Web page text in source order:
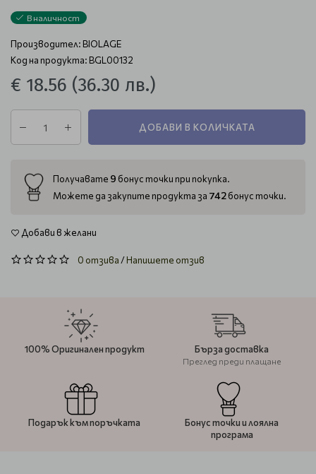
В наличност
Производител:BIOLAGE
Код на продукта: BGL00132
€ 18.56 (36.30 лв.)
ДОБАВИ В КОЛИЧКАТА
Получавате 9 бонус точки при покупка.
Можете да закупите продукта за 742бонус точки.
Добави в желани
0 отзива/Напишете отзив
100% Оригинален продукт Бърза доставка
Преглед преди плащане
Подарък към поръчката
Бонус точки и лоялна
програма